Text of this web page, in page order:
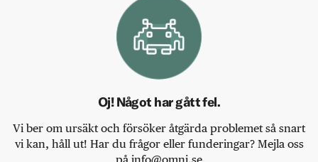
Oj! Något har gått fel.
Vi ber om ursäkt och försöker åtgärda problemet så snart
vi kan, håll ut! Har du frågor eller funderingar? Mejla oss